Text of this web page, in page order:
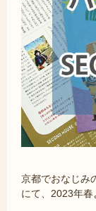
京都でおなじみ
にて、2023年春